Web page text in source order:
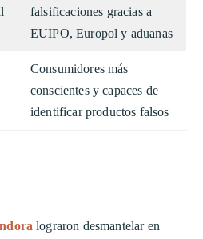
falsificaciones gracias a
EUIPO, Europol y aduanas
Consumidores más
conscientes y capaces de
identificar productos falsos
lograron desmantelar en